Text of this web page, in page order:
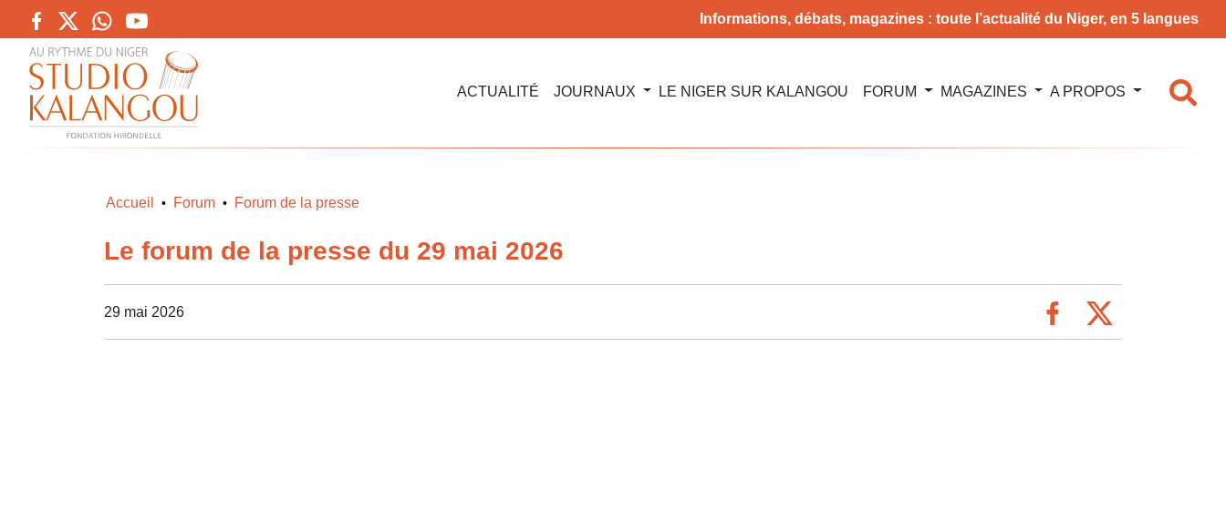
Informations, débats, magazines : toute l’actualité du Niger, en 5 langues
ACTUALITÉ JOURNAUX LE NIGER SUR KALANGOU FORUM MAGAZINES A PROPOS
Accueil • Forum • Forum de la presse
Le forum de la presse du 29 mai 2026
29 mai 2026